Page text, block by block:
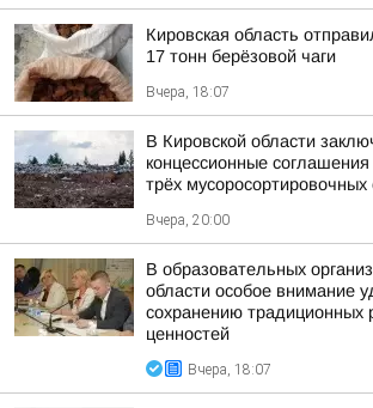
Кировская область
17 тонн берёзовой чаги
Вчера, 18:07
В Кировской области
концессионные
трёх мусоросортировочных
Вчера, 20:00
В образовательных
области особое внимание
сохранению традиционных
ценностей
Вчера, 18:07